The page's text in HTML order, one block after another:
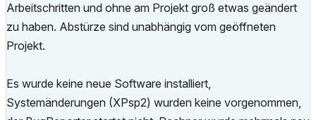
Arbeitschritten und ohne am Projekt groß etwas geändert
zu haben. Abstürze sind unabhängig vom geöffneten
Projekt.
Es wurde keine neue Software installiert,
Systemänderungen (XPsp2) wurden keine vorgenommen,